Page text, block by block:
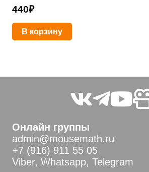
440₽
В корзину
Онлайн группы
admin@mousemath.ru
+7 (916) 911 55 05
Viber, Whatsapp, Telegram